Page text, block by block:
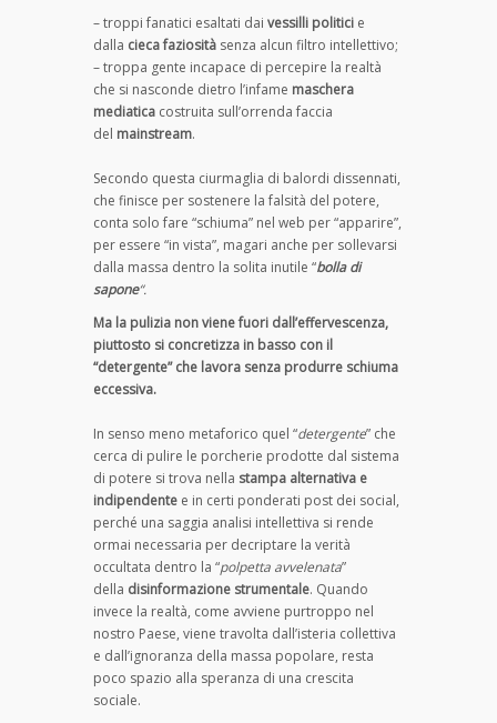
– troppi fanatici esaltati dai vessilli politici e
dalla cieca faziosità senza alcun filtro intellettivo;
– troppa gente incapace di percepire la realtà
che si nasconde dietro l’infame maschera
mediatica costruita sull’orrenda faccia
del mainstream.
Secondo questa ciurmaglia di balordi dissennati,
che finisce per sostenere la falsità del potere,
conta solo fare “schiuma” nel web per “apparire”,
per essere “in vista”, magari anche per sollevarsi
dalla massa dentro la solita inutile “bolla di
sapone“.
Ma la pulizia non viene fuori dall’effervescenza,
piuttosto si concretizza in basso con il
“detergente” che lavora senza produrre schiuma
eccessiva.
In senso meno metaforico quel “detergente” che
cerca di pulire le porcherie prodotte dal sistema
di potere si trova nella stampa alternativa e
indipendente e in certi ponderati post dei social,
perché una saggia analisi intellettiva si rende
ormai necessaria per decriptare la verità
occultata dentro la “polpetta avvelenata”
della disinformazione strumentale. Quando
invece la realtà, come avviene purtroppo nel
nostro Paese, viene travolta dall’isteria collettiva
e dall’ignoranza della massa popolare, resta
poco spazio alla speranza di una crescita
sociale.